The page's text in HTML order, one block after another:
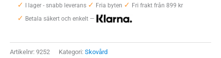
Brush
mängd
✓ I lager - snabb leverans ✓ Fria byten ✓ Fri frakt från 899 kr
✓ Betala säkert och enkelt —
Artikelnr: 9252 Kategori: Skovård